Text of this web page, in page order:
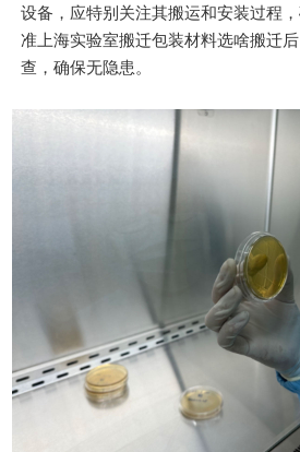
设备，应特别关注其搬运和安装过程
准上海实验室搬迁包装材料选啥搬迁
查，确保无隐患。